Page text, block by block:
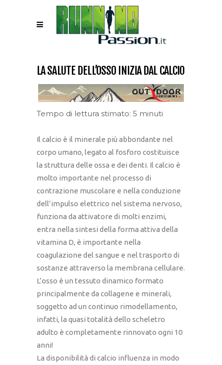
LA SALUTE DELL’OSSO INIZIA DAL CALCIO
Tempo di lettura stimato: 5 minuti
Il calcio è il minerale più abbondante nel
corpo umano, legato al fosforo costituisce
la struttura delle ossa e dei denti. Il calcio è
molto importante nel processo di
contrazione muscolare e nella conduzione
dell’impulso elettrico nel sistema nervoso,
funziona da attivatore di molti enzimi,
entra nella sintesi della forma attiva della
vitamina D, è importante nella
coagulazione del sangue e nel trasporto di
sostanze attraverso la membrana cellulare.
L’osso è un tessuto dinamico formato
principalmente da collagene e minerali,
soggetto ad un continuo rimodellamento,
infatti, la quasi totalità dello scheletro
adulto è completamente rinnovato ogni 10
anni!
La disponibilità di calcio influenza in modo